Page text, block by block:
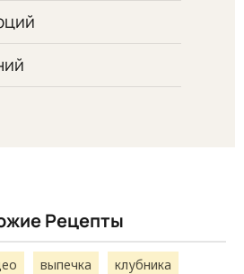
Рецепты
выпечка клубника